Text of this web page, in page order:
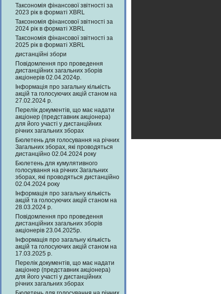
Таксономія фінансової звітності за
2023 рік в форматі XBRL
Таксономія фінансової звітності за
2024 рік в форматі XBRL
Таксономія фінансової звітності за
2025 рік в форматі XBRL
дистанційні збори
Повідомлення про проведення
дистанційних загальних зборів
акціонерів 02.04.2024р.
Інформація про загальну кількість
акцій та голосуючих акцій станом на
27.02.2024 р.
Перелік документів, що має надати
акціонер (представник акціонера)
для його участі у дистанційних
річних загальних зборах
Бюлетень для голосування на річних
Загальних зборах, які проводяться
дистанційно 02.04.2024 року
Бюлетень для кумулятивного
голосування на річних Загальних
зборах, які проводяться дистанційно
02.04.2024 року
Інформація про загальну кількість
акцій та голосуючих акцій станом на
28.03.2024 р.
Повідомлення про проведення
дистанційних загальних зборів
акціонерів 23.04.2025р.
Інформація про загальну кількість
акцій та голосуючих акцій станом на
17.03.2025 р.
Перелік документів, що має надати
акціонер (представник акціонера)
для його участі у дистанційних
річних загальних зборах